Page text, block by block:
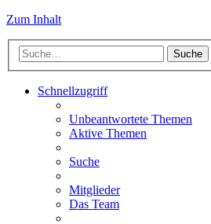
Zum Inhalt
Suche
Schnellzugriff
Unbeantwortete Themen
Aktive Themen
Suche
Mitglieder
Das Team